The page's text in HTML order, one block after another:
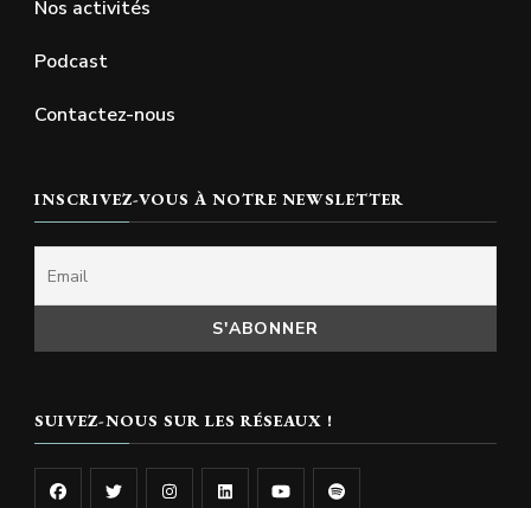
Nos activités
Podcast
Contactez-nous
INSCRIVEZ-VOUS À NOTRE NEWSLETTER
SUIVEZ-NOUS SUR LES RÉSEAUX !